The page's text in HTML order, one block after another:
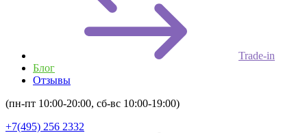
Trade-in
Блог
Отзывы
(пн-пт 10:00-20:00, сб-вс 10:00-19:00)
+7(495) 256 2332